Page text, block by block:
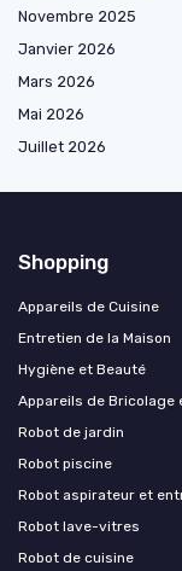
Novembre 2025
Janvier 2026
Mars 2026
Mai 2026
Juillet 2026
Shopping
Appareils de Cuisine
Entretien de la Maison
Hygiène et Beauté
Appareils de Bricolage
Robot de jardin
Robot piscine
Robot aspirateur et
Robot lave-vitres
Robot de cuisine